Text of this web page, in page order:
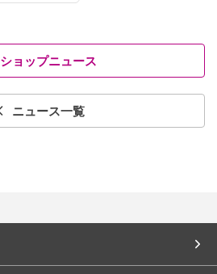
ショップニュース
ニュース一覧